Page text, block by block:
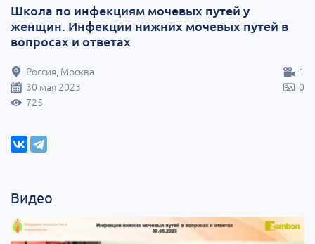
Школа по инфекциям мочевых путей у
женщин. Инфекции нижних мочевых путей в
вопросах и ответах
1
Россия, Москва
0
30 мая 2023
725
Видео